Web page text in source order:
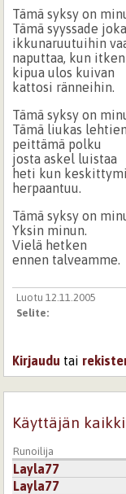
Tämä syksy on
Tämä syyssade joka
ikkunaruutuihin
naputtaa, kun itken
kipua ulos kuivan
kattosi ränneihin.
Tämä syksy on
Tämä liukas lehtien
peittämä polku
josta askel luistaa
heti kun
herpaantuu.
Tämä syksy on
Yksin minun.
Vielä hetken
ennen talveamme.
Luotu 12.11.2005
Selite:
Kirjaudu tai
Käyttäjän
Runoilija
Layla77
Layla77